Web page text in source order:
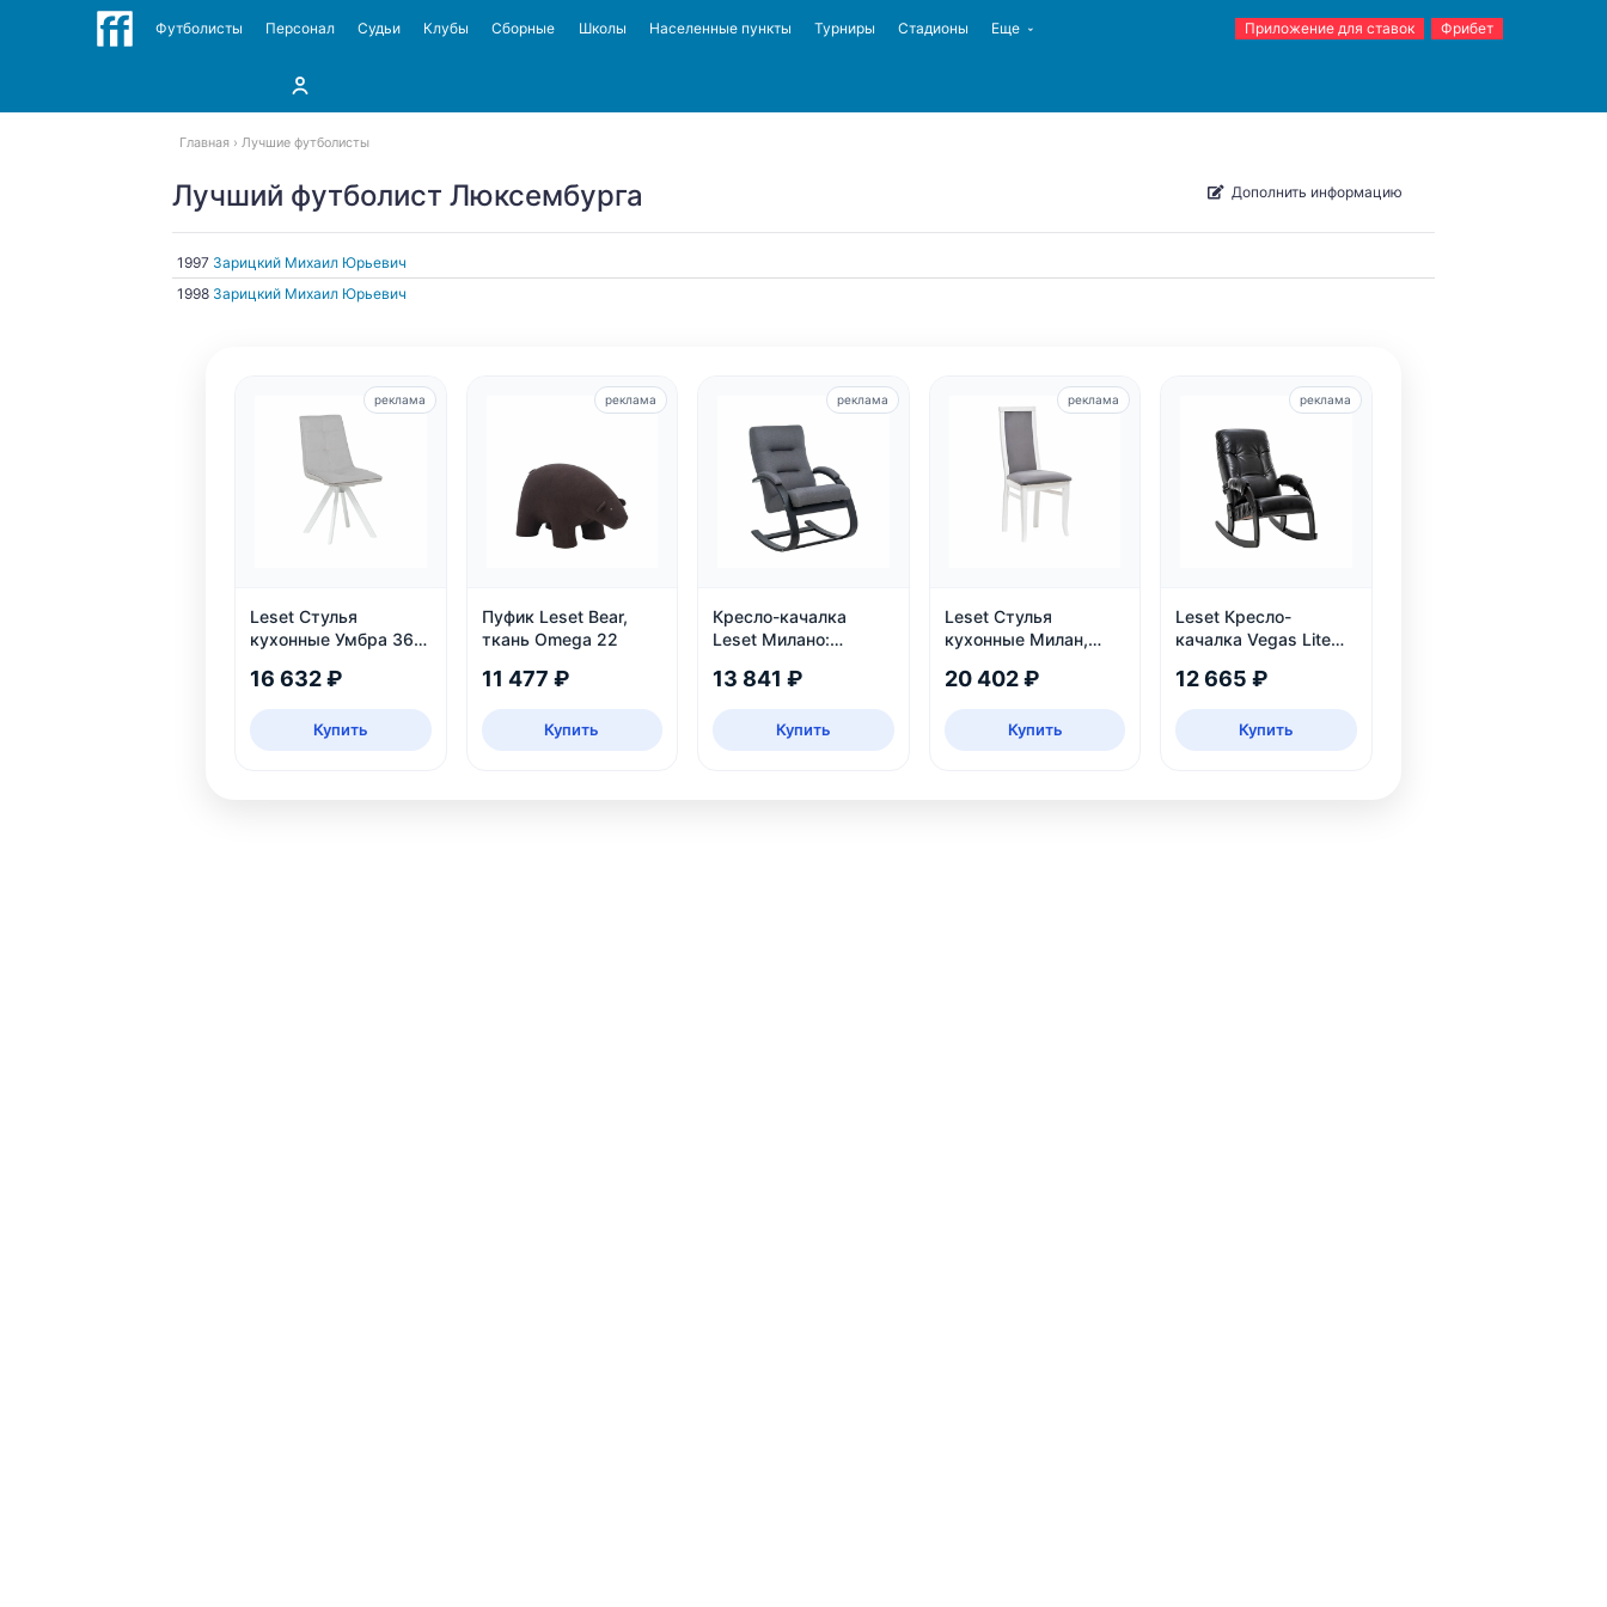
Футболисты Персонал Судьи Клубы Сборные Школы Населенные пункты Турниры Стадионы Еще Приложение для ставок Фрибет
Главная Лучшие футболисты
Лучший футболист Люксембурга Дополнить информацию
1997 Зарицкий Михаил Юрьевич
1998 Зарицкий Михаил Юрьевич
Leset Стулья
кухонные Умбра 360,
16 632 ₽
Купить
реклама
Пуфик Leset Bear,
ткань Omega 22
11 477 ₽
Купить
реклама
Кресло-качалка
Leset Милано:
рогожка Malmo 95
13 841 ₽
Купить
реклама
Leset Стулья
кухонные Милан,
20 402 ₽
Купить
реклама
Leset Кресло-
качалка Vegas Lite
12 665 ₽
Купить
реклама